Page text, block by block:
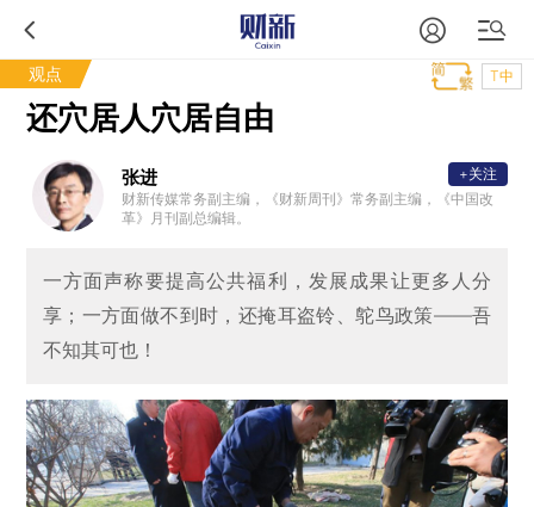
观点 T中
还穴居人穴居自由
张进
财新传媒常务副主编，《财新周刊》常务副主编，《中国改
革》月刊副总编辑。
+关注
一方面声称要提高公共福利，发展成果让更多人分
享；一方面做不到时，还掩耳盗铃、鸵鸟政策——吾
不知其可也！